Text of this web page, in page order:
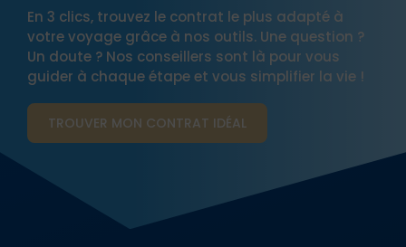
En 3 clics, trouvez le contrat le plus adapté à
votre voyage grâce à nos outils. Une question ?
Un doute ? Nos conseillers sont là pour vous
guider à chaque étape et vous simplifier la vie !
TROUVER MON CONTRAT​ IDÉAL